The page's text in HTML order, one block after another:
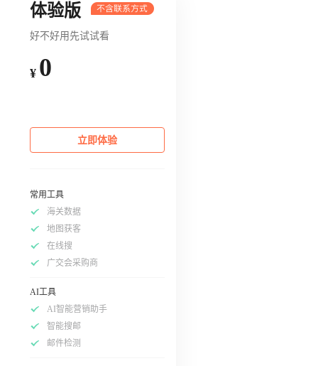
体验版
好不好用先试试看
¥ 0
立即体验
常用工具
海关数据
地图获客
在线搜
广交会采购商
AI工具
AI智能营销助手
智能搜邮
邮件检测